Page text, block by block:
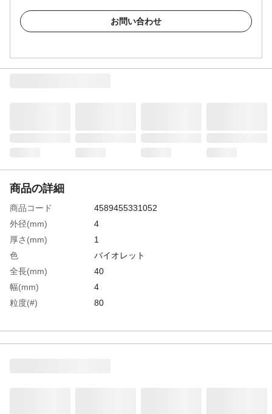
お問い合わせ
商品の詳細
商品コード
4589455331052
外径(mm)
4
厚さ(mm)
1
色
バイオレット
全長(mm)
40
幅(mm)
4
粒度(#)
80
重さ
0.420G